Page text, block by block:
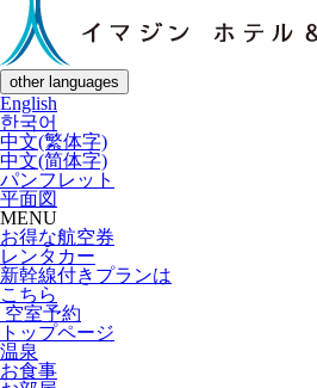
other languages
English
한국어
中文(繁体字)
中文(简体字)
パンフレット
平面図
MENU
お得な航空券
レンタカー
新幹線付きプランは
こちら
空室予約
トップページ
温泉
お食事